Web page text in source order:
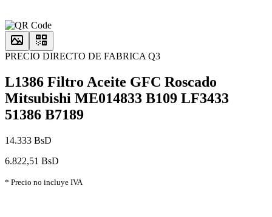
PRECIO DIRECTO DE FABRICA Q3
L1386 Filtro Aceite GFC Roscado
Mitsubishi ME014833 B109 LF3433
51386 B7189
14.333 BsD
6.822,51 BsD
* Precio no incluye IVA